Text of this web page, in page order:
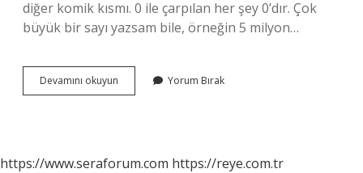
diğer komik kısmı. 0 ile çarpılan her şey 0’dır. Çok
büyük bir sayı yazsam bile, örneğin 5 milyon…
Devamını okuyun
Çarpma
Yorum Bırak
https://www.seraforum.com https://reye.com.tr